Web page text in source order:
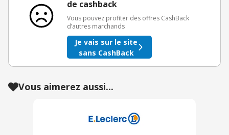
de cashback
Vous pouvez profiter des offres CashBack
d’autres marchands
Je vais sur le site
sans CashBack
Vous aimerez aussi...